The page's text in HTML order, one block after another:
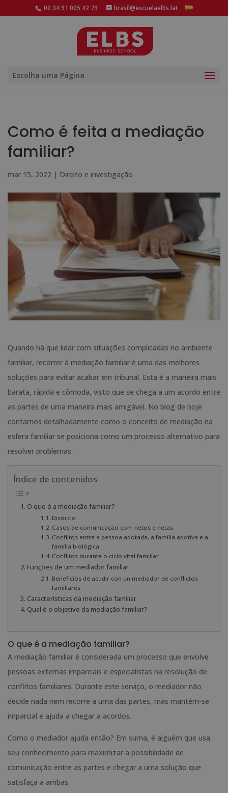
00 34 91 005 42 79 brasil@escuelaelbs.lat
Escolha uma Página
Como é feita a mediação
familiar?
mar 15, 2022 | Direito e investigação
Quando há que lidar com situações complicadas no ambiente
familiar, recorrer à mediação familiar é uma das melhores
soluções para evitar acabar em tribunal. Esta é a maneira mais
barata, rápida e cômoda, visto que se chega a um acordo entre
as partes de uma maneira mais amigável. No blog de hoje
contamos detalhadamente como o conceito de mediação na
esfera familiar se posiciona como um processo alternativo para
resolver problemas.
Índice de contenidos
O que é a mediação familiar?
Divórcio
Casos de comunicação com netos e netas
Conflitos entre a pessoa adotada, a família adotiva e a
família biológica
Conflitos durante o ciclo vital familiar
Funções de um mediador familiar
Beneficios de acudir con un mediador de conflictos
familiares
Características da mediação familiar
Qual é o objetivo da mediação familiar?
O que é a mediação familiar?
A mediação familiar é considerada um processo que envolve
pessoas externas imparciais e especialistas na resolução de
conflitos familiares. Durante este serviço, o mediador não
decide nada nem recorre a uma das partes, mas mantém-se
imparcial e ajuda a chegar a acordos.
Como o mediador ajuda então? Em suma, é alguém que usa
seu conhecimento para maximizar a possibilidade de
comunicação entre as partes e chegar a uma solução que
satisfaça a ambas.